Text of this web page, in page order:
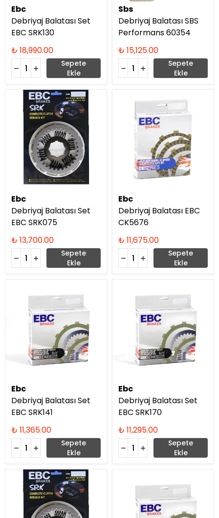
Ebc
Debriyaj Balatası Set
EBC SRK130
₺ 18,990.00
Sepete
Ekle
Sbs
Debriyaj Balatası SBS
Performans 60354
₺ 15,125.00
Sepete
Ekle
Ebc
Debriyaj Balatası Set
EBC SRK075
₺ 13,700.00
Sepete
Ekle
Ebc
Debriyaj Balatası EBC
CK5676
₺ 11,675.00
Sepete
Ekle
Ebc
Debriyaj Balatası Set
EBC SRK141
₺ 11,365.00
Sepete
Ekle
Ebc
Debriyaj Balatası Set
EBC SRK170
₺ 11,295.00
Sepete
Ekle